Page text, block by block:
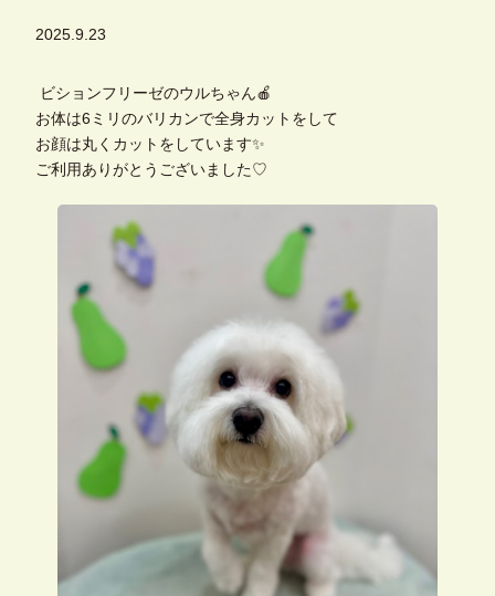
2025.9.23
ビションフリーゼのウルちゃん🍎
お体は6ミリのバリカンで全身カットをして
お顔は丸くカットをしています✨
ご利用ありがとうございました♡